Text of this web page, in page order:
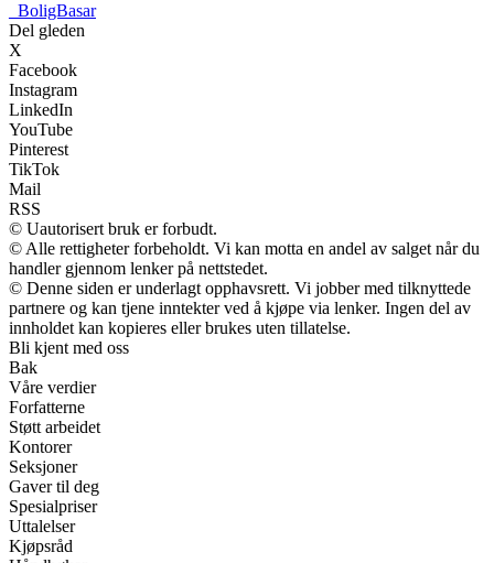
BoligBasar
Del gleden
X
Facebook
Instagram
LinkedIn
YouTube
Pinterest
TikTok
Mail
RSS
© Uautorisert bruk er forbudt.
© Alle rettigheter forbeholdt. Vi kan motta en andel av salget når du
handler gjennom lenker på nettstedet.
© Denne siden er underlagt opphavsrett. Vi jobber med tilknyttede
partnere og kan tjene inntekter ved å kjøpe via lenker. Ingen del av
innholdet kan kopieres eller brukes uten tillatelse.
Bli kjent med oss
Bak
Våre verdier
Forfatterne
Støtt arbeidet
Kontorer
Seksjoner
Gaver til deg
Spesialpriser
Uttalelser
Kjøpsråd